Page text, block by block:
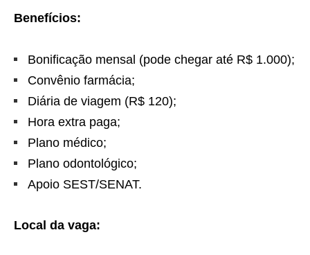
Benefícios:
Bonificação mensal (pode chegar até R$ 1.000);
Convênio farmácia;
Diária de viagem (R$ 120);
Hora extra paga;
Plano médico;
Plano odontológico;
Apoio SEST/SENAT.
Local da vaga: